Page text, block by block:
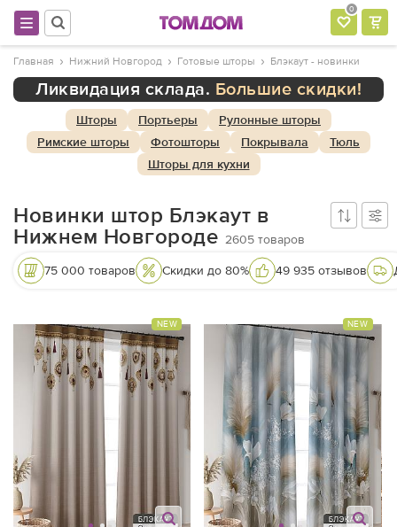
0
Главная Нижний Новгород Готовые шторы Блэкаут - новинки
Ликвидация склада. Большие скидки!
Шторы Портьеры
Рулонные шторы
Римские шторы
Фотошторы Покрывала
Тюль
Шторы для кухни
Новинки штор Блэкаут в
Нижнем Новгороде 2605товаров
75 000 товаров Скидки до 80% 49 935 отзывов
NEW NEW